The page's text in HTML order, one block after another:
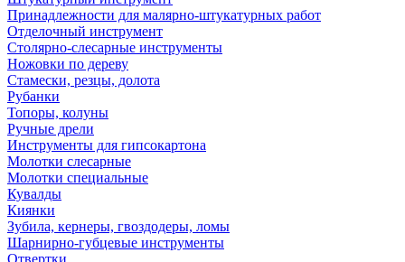
Принадлежности для малярно-штукатурных работ
Отделочный инструмент
Столярно-слесарные инструменты
Ножовки по дереву
Стамески, резцы, долота
Рубанки
Топоры, колуны
Ручные дрели
Инструменты для гипсокартона
Молотки слесарные
Молотки специальные
Кувалды
Киянки
Зубила, кернеры, гвоздодеры, ломы
Шарнирно-губцевые инструменты
Отвертки